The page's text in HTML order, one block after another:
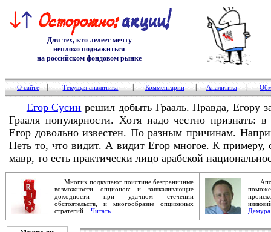
Для тех, кто лелеет мечту
неплохо поднажиться
на российском фондовом рынке
О сайте Текущая аналитика Комментарии Аналитика
Егор Сусин решил добыть Грааль. Правда, Егору
Грааля популярности. Хотя надо честно признать:
Егор довольно известен. По разным причинам.
Петь то, что видит. А видит Егор многое. К примеру,
мавр, то есть практически лицо арабской
Многих подкупают поистине безграничные
возможности опционов: и зашкаливающие
доходности при удачном стечении
обстоятельств, и многообразие опционных
стратегий... Читать
Демура